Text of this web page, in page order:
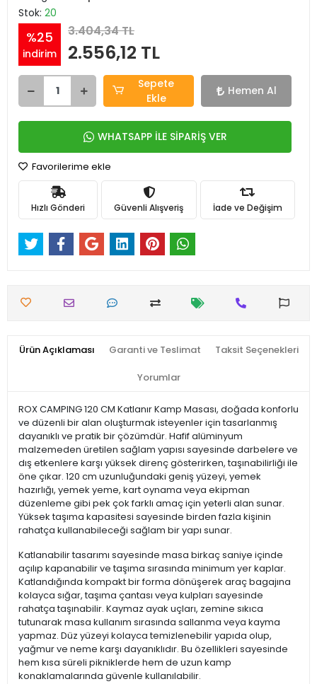
Stok: 20
%25
indirim
3.404,34 TL
2.556,12 TL
Sepete
Ekle
Hemen Al
WHATSAPP İLE SİPARİŞ VER
Favorilerime ekle
Hızlı Gönderi Güvenli Alışveriş İade ve Değişim
Ürün Açıklaması Garanti ve Teslimat Taksit Seçenekleri
Yorumlar
ROX CAMPING 120 CM Katlanır Kamp Masası, doğada konforlu
ve düzenli bir alan oluşturmak isteyenler için tasarlanmış
dayanıklı ve pratik bir çözümdür. Hafif alüminyum
malzemeden üretilen sağlam yapısı sayesinde darbelere ve
dış etkenlere karşı yüksek direnç gösterirken, taşınabilirliği ile
öne çıkar. 120 cm uzunluğundaki geniş yüzeyi, yemek
hazırlığı, yemek yeme, kart oynama veya ekipman
düzenleme gibi pek çok farklı amaç için yeterli alan sunar.
Yüksek taşıma kapasitesi sayesinde birden fazla kişinin
rahatça kullanabileceği sağlam bir yapı sunar.
Katlanabilir tasarımı sayesinde masa birkaç saniye içinde
açılıp kapanabilir ve taşıma sırasında minimum yer kaplar.
Katlandığında kompakt bir forma dönüşerek araç bagajına
kolayca sığar, taşıma çantası veya kulpları sayesinde
rahatça taşınabilir. Kaymaz ayak uçları, zemine sıkıca
tutunarak masa kullanım sırasında sallanma veya kayma
yapmaz. Düz yüzeyi kolayca temizlenebilir yapıda olup,
yağmur ve neme karşı dayanıklıdır. Bu özellikleri sayesinde
hem kısa süreli pikniklerde hem de uzun kamp
konaklamalarında güvenle kullanılabilir.